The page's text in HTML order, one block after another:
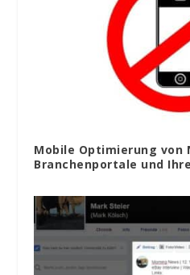
Mobile Optimierung von
Branchenportale und